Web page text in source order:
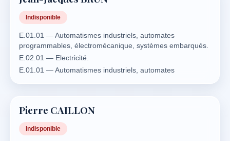
Indisponible
E.01.01 — Automatismes industriels, automates
programmables, électromécanique, systèmes embarqués.
E.02.01 — Electricité.
E.01.01 — Automatismes industriels, automates
A.01.04 — Economie et gestion agricoles – Fonds
agricoles.
C.12 — Electricité.
Pierre CAILLON
Indisponible